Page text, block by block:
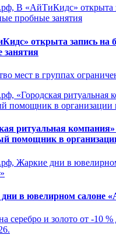
открыта запись на
занятия
мест в группах
ритуальная
помощник в
в ювелирном салоне
серебро и золото от -10 %